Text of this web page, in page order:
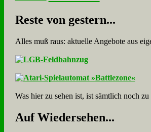
Re­ste von ge­stern...
Alles muß raus: aktuelle An­ge­bo­te aus
Was hier zu sehen ist, ist sämt­lich noch zu
Auf Wie­der­se­hen...